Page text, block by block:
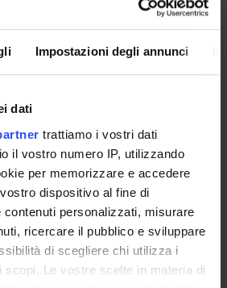
Impostazioni degli annunci
dati
trattiamo i vostri dati
il vostro numero IP, utilizzando
per memorizzare e accedere
dispositivo al fine di
contenuti personalizzati, misurare
ricercare il pubblico e sviluppare
di scegliere chi utilizza i
scopi. Le vostre scelte in materia di
procedura selettive riguardanti il
di valutazione e le modalità di
procedura di ammissione, di
al riconoscimento allo studente
referenti per le attività di stage.